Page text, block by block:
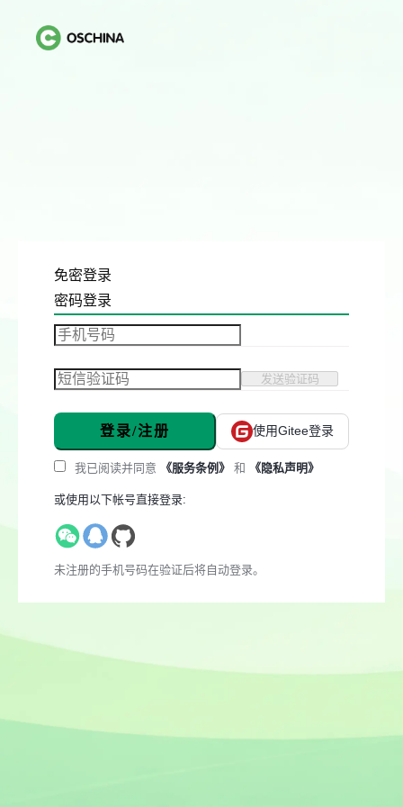
免密登录
密码登录
发送验证码
登录/注册 使用Gitee登录
我已阅读并同意 《服务条例》 和 《隐私声明》
或使用以下帐号直接登录:
未注册的手机号码在验证后将自动登录。